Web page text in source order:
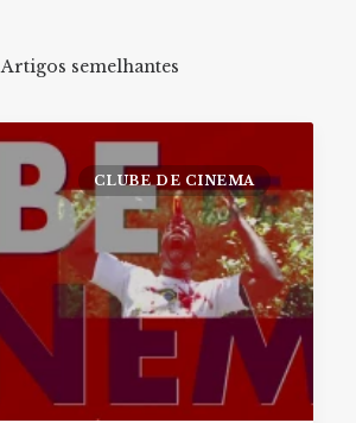
Artigos semelhantes
CLUBE DE CINEMA